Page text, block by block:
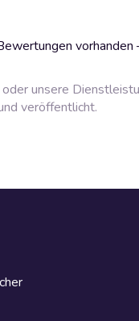
vorhanden
unsere
veröffentlicht.